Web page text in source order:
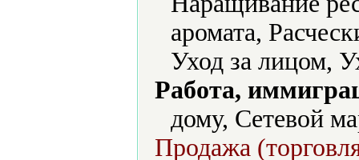
аромата,
Уход за лицом,
Работа,
дому, Сетевой
Продажа